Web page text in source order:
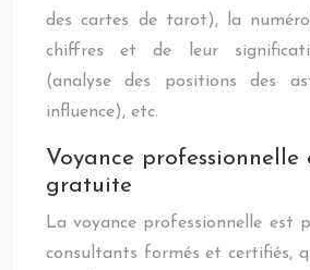
des cartes de tarot), la
chiffres et de leur
(analyse des positions des
influence), etc.
Voyance professionnelle
gratuite
La voyance professionnelle est
consultants formés et certifiés,